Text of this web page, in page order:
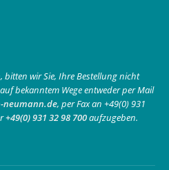
bitten wir Sie, Ihre Bestellung nicht
bekanntem Wege entweder per Mail
neumann.de, per Fax an +49(0) 931
+49(0) 931 32 98 700aufzugeben.